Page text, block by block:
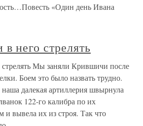
«Один день Ивана
него стрелять
Мы заняли Крившичи после
Боем это было назвать трудно.
далекая артиллерия швырнула
122-го калибра по их
и вывела их из строя. Так что